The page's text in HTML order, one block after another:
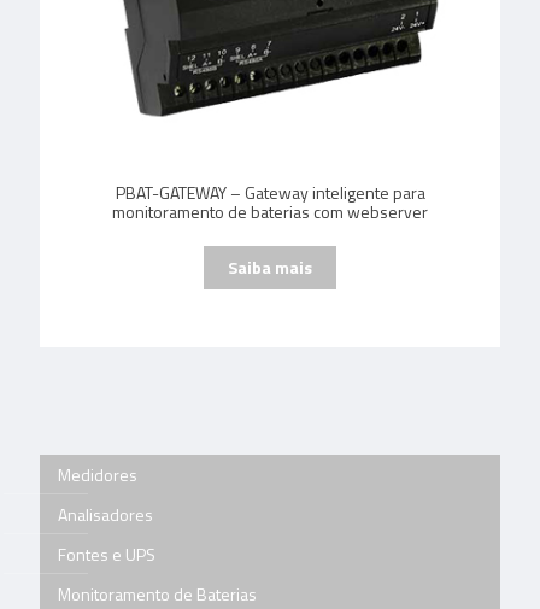
PBAT-GATEWAY – Gateway inteligente para
monitoramento de baterias com webserver
Medidores
Analisadores
Fontes e UPS
Monitoramento de Baterias